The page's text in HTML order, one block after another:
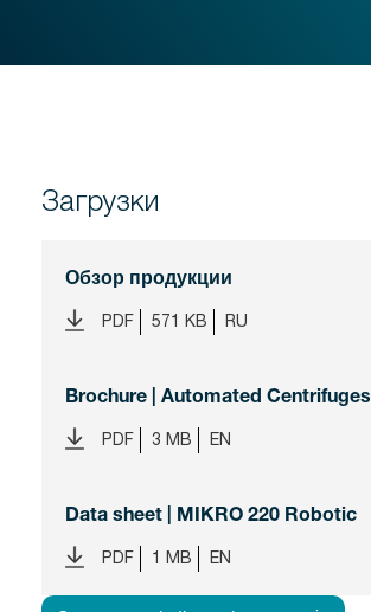
Загрузки
Обзор продукции
PDF 571 KB RU
Brochure | Automated Centrifuges
PDF 3 MB EN
Data sheet | MIKRO 220 Robotic
PDF 1 MB EN